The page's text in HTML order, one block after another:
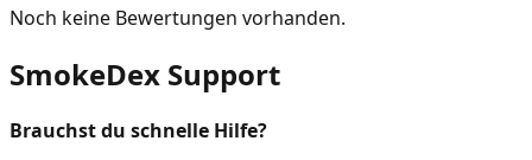
Noch keine Bewertungen vorhanden.
SmokeDex Support
Brauchst du schnelle Hilfe?